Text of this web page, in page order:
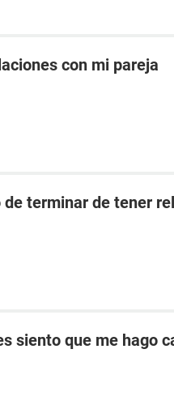
con mi pareja
terminar de tener
siento que me hago